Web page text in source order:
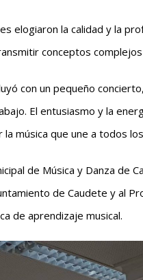
elogiaron la calidad y la
conceptos
con un pequeño
El entusiasmo y la
música que une a todos
de Música y Danza de
de Caudete y al
de aprendizaje musical.